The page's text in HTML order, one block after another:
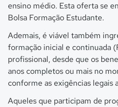
ensino médio. Esta oferta se
Bolsa Formação Estudante.
Ademais, é viável também
formação inicial e continuada
profissional, desde que os
anos completos ou mais no
conforme as exigências legais
Aqueles que participam de